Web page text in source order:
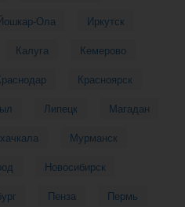
Ола
Иркутск
Калуга
Кемерово
Красноярск
Липецк
Магадан
Мурманск
Новосибирск
Пенза
Пермь